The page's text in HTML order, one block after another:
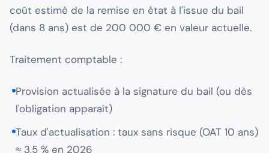
coût estimé de la remise en état à l'issue du bail
(dans 8 ans) est de 200 000 € en valeur actuelle.
Traitement comptable :
Provision actualisée à la signature du bail (ou dès
l'obligation apparaît)
Taux d'actualisation : taux sans risque (OAT 10 ans)
≈ 3,5 % en 2026